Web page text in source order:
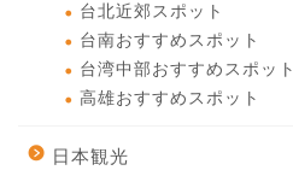
台北近郊スポット
台南おすすめスポット
台湾中部おすすめスポット
高雄おすすめスポット
日本観光